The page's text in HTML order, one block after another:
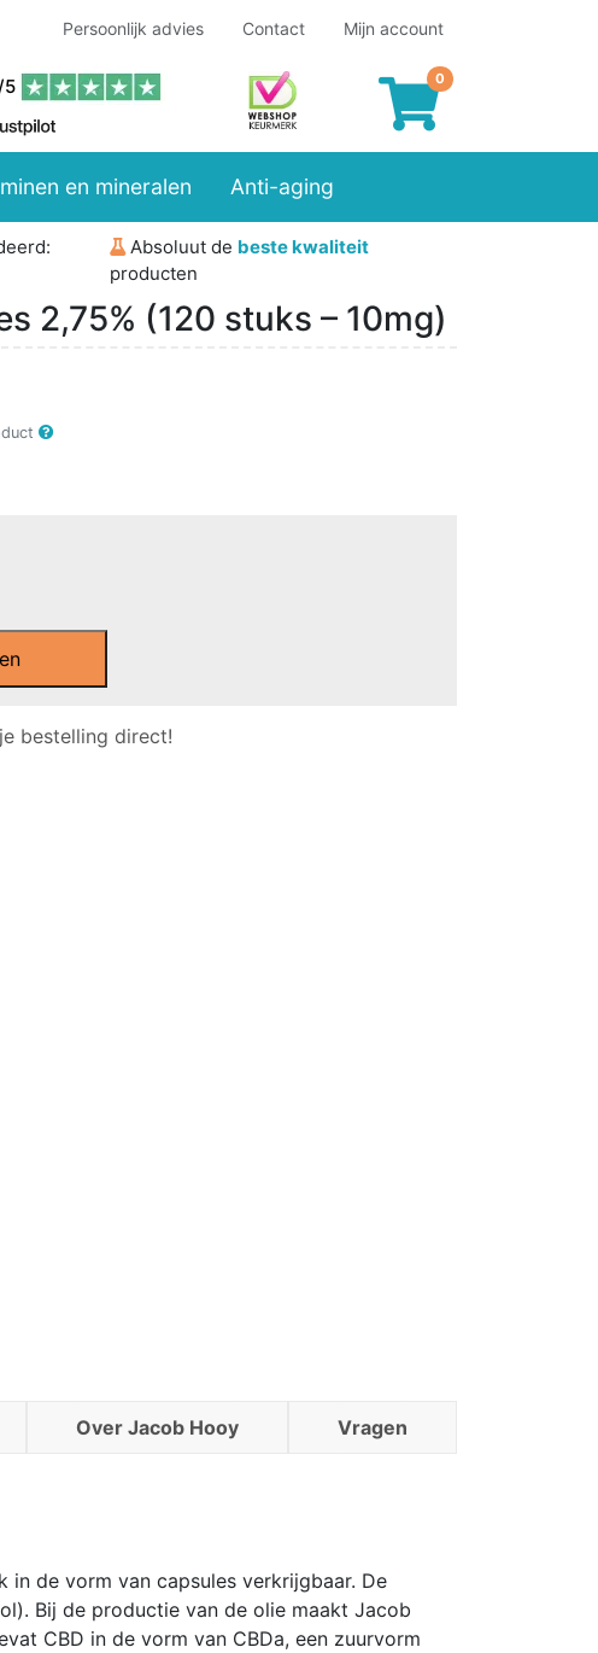
Persoonlijk advies Contact Mijn account
en mineralen Anti-aging
Absoluut de beste kwaliteit
producten
2,75% (120 stuks – 10mg)
bestelling direct!
Over Jacob Hooy Vragen
de vorm van capsules verkrijgbaar. De
Bij de productie van de olie maakt Jacob
CBD in de vorm van CBDa, een zuurvorm